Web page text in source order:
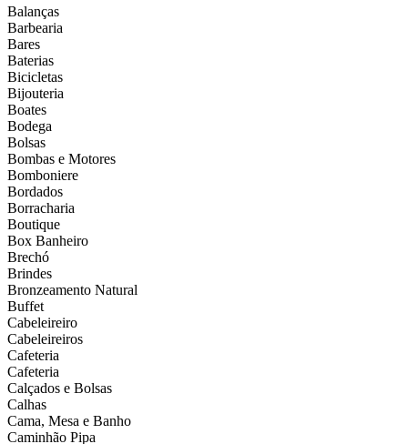
Balanças
Barbearia
Bares
Baterias
Bicicletas
Bijouteria
Boates
Bodega
Bolsas
Bombas e Motores
Bomboniere
Bordados
Borracharia
Boutique
Box Banheiro
Brechó
Brindes
Bronzeamento Natural
Buffet
Cabeleireiro
Cabeleireiros
Cafeteria
Cafeteria
Calçados e Bolsas
Calhas
Cama, Mesa e Banho
Caminhão Pipa